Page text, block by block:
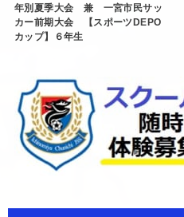
年別夏季大会 兼 一宮市民サッ
カー前期大会 【スポーツDEPO
カップ】６年生